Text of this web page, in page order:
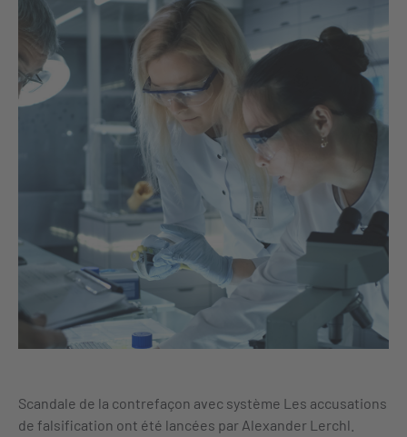
Scandale de la contrefaçon avec système Les accusations
de falsification ont été lancées par Alexander Lerchl.